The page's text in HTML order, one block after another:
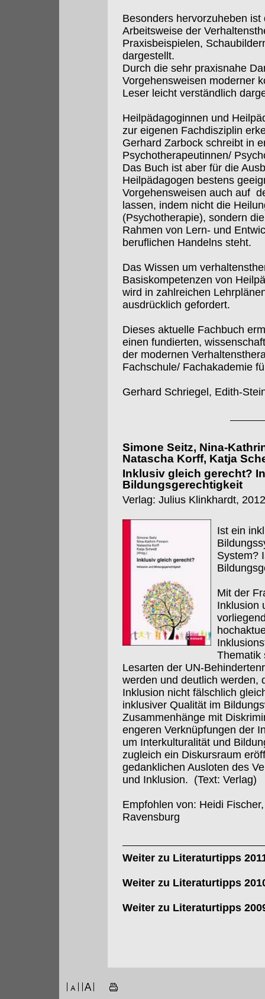
Besonders hervorzuheben
Arbeitsweise der
Praxisbeispielen,
dargestellt.
Durch die sehr praxisnahe
Vorgehensweisen moderner
Leser leicht verständlich
Heilpädagoginnen und
zur eigenen Fachdisziplin
Gerhard Zarbock schreibt in
Psychotherapeutinnen/
Das Buch ist aber für die
Heilpädagogen bestens
Vorgehensweisen auch auf
lassen, indem nicht die
(Psychotherapie), sondern
Rahmen von Lern- und
beruflichen Handelns steht.
Das Wissen um
Basiskompetenzen von
wird in zahlreichen
ausdrücklich gefordert.
Dieses aktuelle Fachbuch
einen fundierten,
der modernen
Fachschule/ Fachakademie
Gerhard Schriegel, Edith-
Simone Seitz, Nina-
Natascha Korff, Katja
Inklusiv gleich gerecht?
Bildungsgerechtigkeit
Verlag: Julius Klinkhardt,
Ist ein
System?
Mit der
Inklusion
Thematik
Lesarten der UN-
werden und deutlich werden,
Inklusion nicht fälschlich
inklusiver Qualität im
Zusammenhänge mit
engeren Verknüpfungen der
um Interkulturalität und
zugleich ein Diskursraum
gedanklichen Ausloten des
und Inklusion. (Text: Verlag)
Empfohlen von: Heidi
Ravensburg
Weiter zu Literaturtipps
Weiter zu Literaturtipps
Weiter zu Literaturtipps